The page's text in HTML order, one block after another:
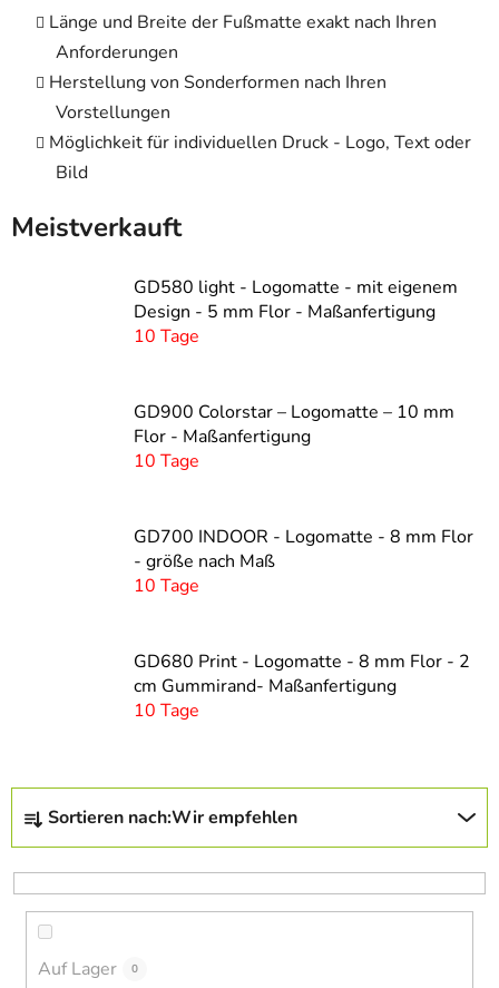
Länge und Breite der Fußmatte exakt nach Ihren
Anforderungen
Herstellung von Sonderformen nach Ihren
Vorstellungen
Möglichkeit für individuellen Druck - Logo, Text oder
Bild
Meistverkauft
GD580 light - Logomatte - mit eigenem
Design - 5 mm Flor - Maßanfertigung
10 Tage
GD900 Colorstar – Logomatte – 10 mm
Flor - Maßanfertigung
10 Tage
GD700 INDOOR - Logomatte - 8 mm Flor
- größe nach Maß
10 Tage
GD680 Print - Logomatte - 8 mm Flor - 2
cm Gummirand- Maßanfertigung
10 Tage
o
d
Sortieren nach:Wir empfehlen
Auf Lager 0